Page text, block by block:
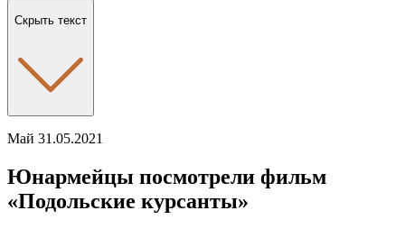
Скрыть текст
Май 31.05.2021
Юнармейцы посмотрели фильм
«Подольские курсанты»